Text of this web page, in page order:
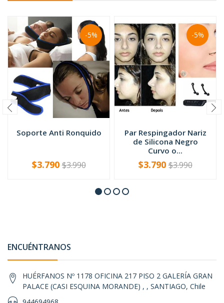
-5%
Soporte Anti Ronquido
+
$3.790$3.990
-5%
Par Respingador Nariz
de Silicona Negro
Curvo o...
VER OPCIONES
$3.790$3.990
ENCUÉNTRANOS
HUÉRFANOS Nº 1178 OFICINA 217 PISO 2 GALERÍA GRAN
PALACE (CASI ESQUINA MORANDE) , , SANTIAGO, Chile